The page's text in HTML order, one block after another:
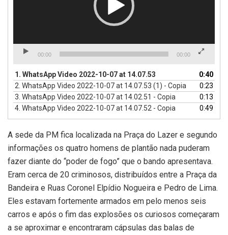
00:00 00:00
1. WhatsApp Video 2022-10-07 at 14.07.53
0:40
2. WhatsApp Video 2022-10-07 at 14.07.53 (1) - Copia
0:23
3. WhatsApp Video 2022-10-07 at 14.02.51 - Copia
0:13
4. WhatsApp Video 2022-10-07 at 14.07.52 - Copia 0:49
A sede da PM fica localizada na Praça do Lazer e segundo
informações os quatro homens de plantão nada puderam
fazer diante do “poder de fogo” que o bando apresentava.
Eram cerca de 20 criminosos, distribuídos entre a Praça da
Bandeira e Ruas Coronel Elpídio Nogueira e Pedro de Lima.
Eles estavam fortemente armados em pelo menos seis
carros e após o fim das explosões os curiosos começaram
a se aproximar e encontraram cápsulas das balas de